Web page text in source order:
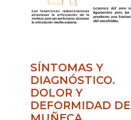
SÍNTOMAS Y
DIAGNÓSTICO.
DOLOR Y
DEFORMIDAD DE